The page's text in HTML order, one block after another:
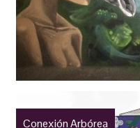
Conexión Arbórea